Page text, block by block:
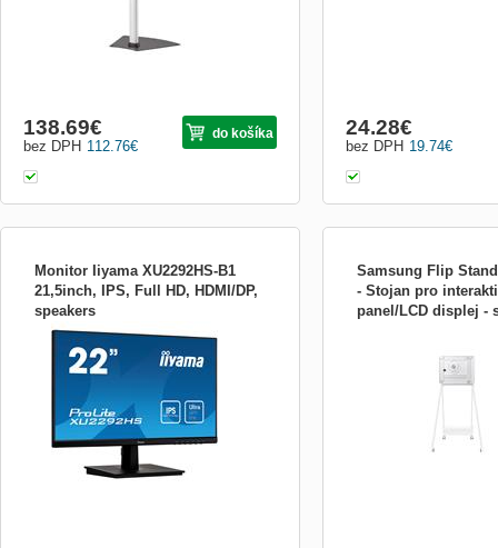
112.76€
bez DPH
138.69€ do košíka
19.74€
bez DPH
24.28€
Monitor Iiyama XU2292HS-B1
21,5inch, IPS, Full HD, HDMI/DP,
speakers
Výrobca: iiyama
Samsung Flip Stand
- Stojan pro
panel/LCD displej -
Samsung FLIP 2
velikost obrazovky: 55
pro montáž: 400 x 400